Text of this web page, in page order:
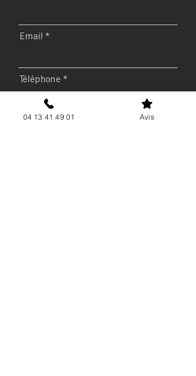
Email
Téléphone
Message
04 13 41 49 01 Avis